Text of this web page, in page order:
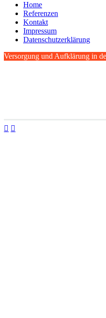
Home
Referenzen
Kontakt
Impressum
Datenschutzerklärung
Versorgung und Aufklärung in
 